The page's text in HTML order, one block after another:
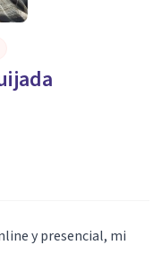
y presencial, mi